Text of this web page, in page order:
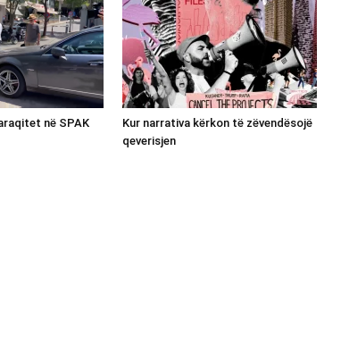
në SPAK
Kur narrativa kërkon të zëvendësojë
qeverisjen